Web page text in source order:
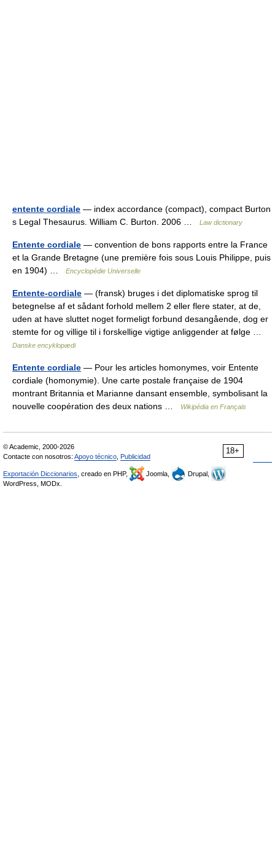
entente cordiale — index accordance (compact), compact Burton
s Legal Thesaurus. William C. Burton. 2006 …
Law dictionary
Entente cordiale — convention de bons rapports entre la France
et la Grande Bretagne (une première fois sous Louis Philippe, puis
en 1904) …
Encyclopédie Universelle
Entente-cordiale — (fransk) bruges i det diplomatiske sprog til
betegnelse af et sådant forhold mellem 2 eller flere stater, at de,
uden at have sluttet noget formeligt forbund desangående, dog er
stemte for og villige til i forskellige vigtige anliggender at følge …
Danske encyklopædi
Entente cordiale — Pour les articles homonymes, voir Entente
cordiale (homonymie). Une carte postale française de 1904
montrant Britannia et Marianne dansant ensemble, symbolisant la
nouvelle coopération des deux nations …
Wikipédia en Français
18+
© Academic, 2000-2026
Contacte con nosotros: Apoyo técnico Publicidad
Exportación Diccionarios , creado en PHP, Joomla,
Drupal,
WordPress, MODx.